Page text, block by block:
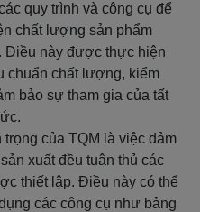
quy trình và công cụ để
chất lượng sản phẩm
Điều này được thực hiện
chuẩn chất lượng, kiểm
bảo sự tham gia của tất
của TQM là việc đảm
xuất đều tuân thủ các
thiết lập. Điều này có thể
các công cụ như bảng